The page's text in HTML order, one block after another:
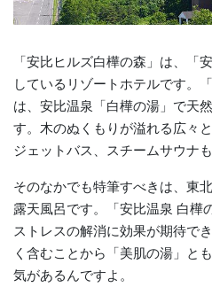
「安比ヒルズ白樺の森」は、「
しているリゾートホテルです。
は、安比温泉「白樺の湯」で天
す。木のぬくもりが溢れる広々
ジェットバス、スチームサウナも
そのなかでも特筆すべきは、東
露天風呂です。「安比温泉 白樺
ストレスの解消に効果が期待で
く含むことから「美肌の湯」と
気があるんですよ。